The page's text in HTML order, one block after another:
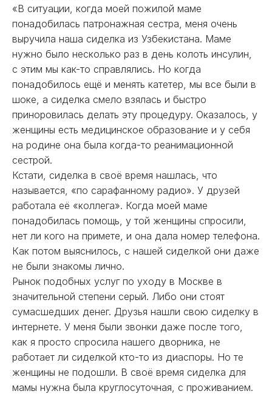
«В ситуации, когда моей пожилой маме
понадобилась патронажная сестра, меня очень
выручила наша сиделка из Узбекистана. Маме
нужно было несколько раз в день колоть инсулин,
с этим мы как-то справлялись. Но когда
понадобилось ещё и менять катетер, мы все были в
шоке, а сиделка смело взялась и быстро
приноровилась делать эту процедуру. Оказалось, у
женщины есть медицинское образование и у себя
на родине она была когда-то реанимационной
сестрой.
Кстати, сиделка в своё время нашлась, что
называется, «по сарафанному радио». У друзей
работала её «коллега». Когда моей маме
понадобилась помощь, у той женщины спросили,
нет ли кого на примете, и она дала номер телефона.
Как потом выяснилось, с нашей сиделкой они даже
не были знакомы лично.
Рынок подобных услуг по уходу в Москве в
значительной степени серый. Либо они стоят
сумасшедших денег. Друзья нашли свою сиделку в
интернете. У меня были звонки даже после того,
как я просто спросила нашего дворника, не
работает ли сиделкой кто-то из диаспоры. Но те
женщины не подошли. В своё время сиделка для
мамы нужна была круглосуточная, с проживанием.